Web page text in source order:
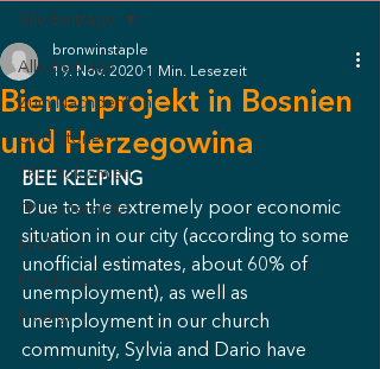
Alle Beiträge
Zum Nachdenken
God Stories
TPL Proklamiert
TPL Unterstützt
Erlebtes
Prophetien
Predigt
Alle Beiträge
Bienenprojekt in Bosnien
und Herzegowina
bronwinstaple
19. Nov. 2020 1 Min. Lesezeit
BEE KEEPING
Due to the extremely poor economic
situation in our city (according to some
unofficial estimates, about 60% of
unemployment), as well as
unemployment in our church
community, Sylvia and Dario have